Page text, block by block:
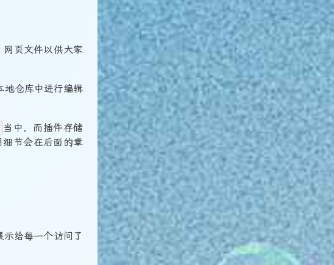
网页文件以供大家
地仓库中进行编辑
当中，而插件存储
节会在后面的章
给每一个访问了